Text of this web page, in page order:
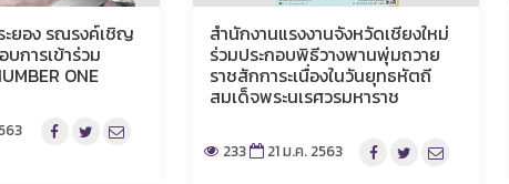
ะยอง รณรงค์เชิญ
การเข้าร่วม
ONE
สำนักงานแรงงานจังหวัดเชียงใหม่
ร่วมประกอบพิธีวางพานพุ่มถวาย
ราชสักการะเนื่องในวันยุทธหัตถี
สมเด็จพระนเรศวรมหาราช
233 21 ม.ค. 2563